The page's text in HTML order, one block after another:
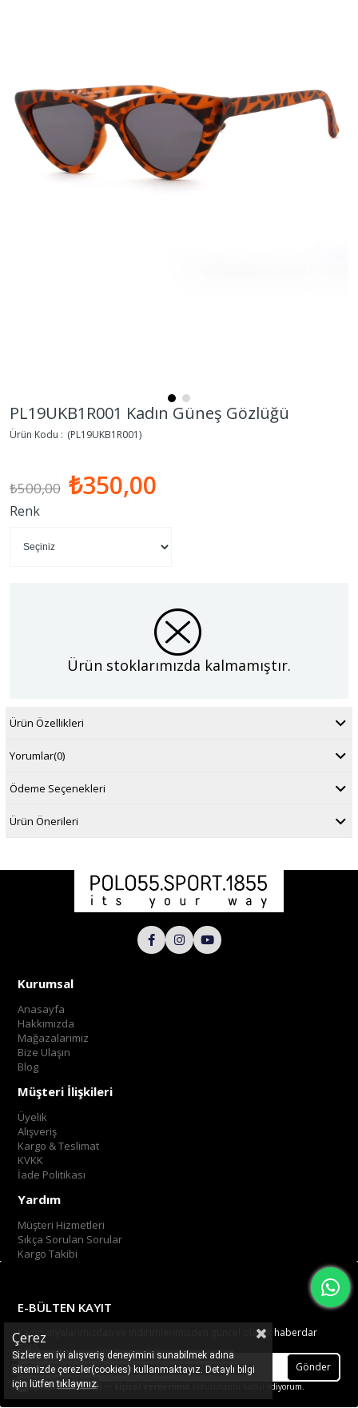
PL19UKB1R001 Kadın Güneş Gözlüğü
(PL19UKB1R001)
₺500,00 ₺350,00
Renk
Ürün stoklarımızda kalmamıştır.
Ürün Özellikleri
Yorumlar(0)
Ödeme Seçenekleri
Ürün Önerileri
Kurumsal
Anasayfa
Hakkımızda
Mağazalarımız
Bize Ulaşın
Blog
Müşteri İlişkileri
Üyelik
Alışveriş
Kargo & Teslimat
KVKK
İade Politikası
Yardım
Müşteri Hizmetleri
Sıkça Sorulan Sorular
Kargo Takibi
E-BÜLTEN KAYIT
Kampanyalarımızdan ve indirimlerimizden güncel olarak haberdar
olun.
Gönder
Üyelik koşullarını korunmasını kabul ediyorum.
Çerez
Sizlere en iyi alışveriş deneyimini sunabilmek adına
sitemizde çerezler(cookies) kullanmaktayız. Detaylı bilgi
için lütfentıklayınız.